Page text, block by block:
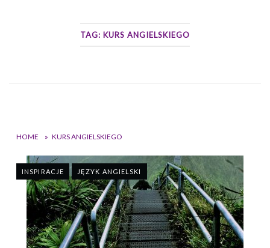
TAG: KURS ANGIELSKIEGO
HOME » KURS ANGIELSKIEGO
INSPIRACJE JĘZYK ANGIELSKI